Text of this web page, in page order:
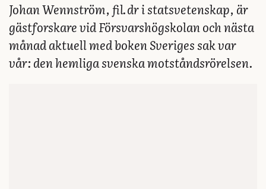
Johan Wennström, fil. dr i statsvetenskap, är
gästforskare vid Försvarshögskolan och nästa
månad aktuell med boken Sveriges sak var
vår: den hemliga svenska motståndsrörelsen.